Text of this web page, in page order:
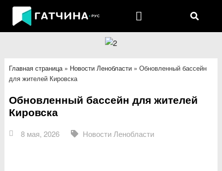
Главная страница» Новости Ленобласти» Обновленный бассейн
для жителей Кировска
Обновленный бассейн для жителей
Кировска
8 мая, 2026 Новости Ленобласти